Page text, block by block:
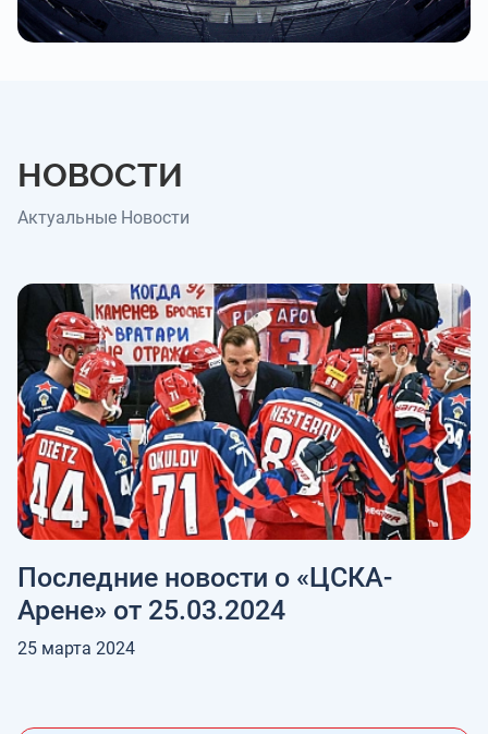
НОВОСТИ
Актуальные Новости
Последние новости о «ЦСКА-
Арене» от 25.03.2024
25 марта 2024